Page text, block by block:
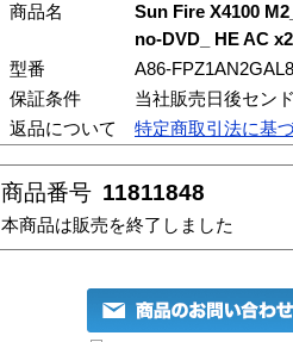
商品名
Sun Fire X4100
no-DVD_ HE AC x2
型番
A86-FPZ1AN2GAL8
保証条件
当社販売日後セン
返品について
特定商取引法に基
商品番号 11811848
本商品は販売を終了しました